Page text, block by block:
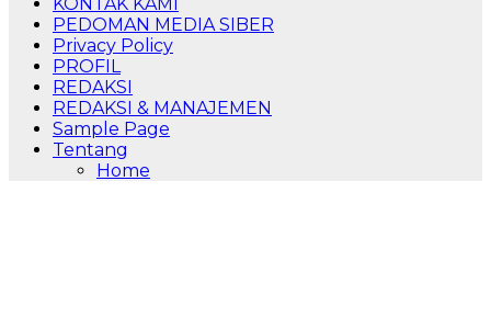
PEDOMAN MEDIA SIBER
Privacy Policy
PROFIL
REDAKSI
REDAKSI & MANAJEMEN
Sample Page
Tentang
Home